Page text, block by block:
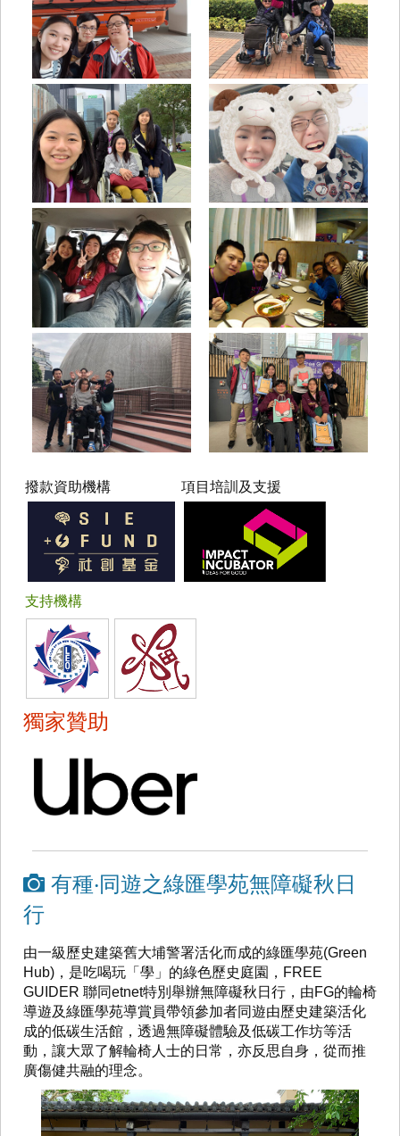
撥款資助機構 項目培訓及支援
支持機構
獨家贊助
有種‧同遊之綠匯學苑無障礙秋日
行
由一級歷史建築舊大埔警署活化而成的綠匯學苑(Green
Hub)，是吃喝玩「學」的綠色歷史庭園，FREE
GUIDER 聯同etnet特別舉辦無障礙秋日行，由FG的輪椅
導遊及綠匯學苑導賞員帶領參加者同遊由歷史建築活化
成的低碳生活館，透過無障礙體驗及低碳工作坊等活
動，讓大眾了解輪椅人士的日常，亦反思自身，從而推
廣傷健共融的理念。